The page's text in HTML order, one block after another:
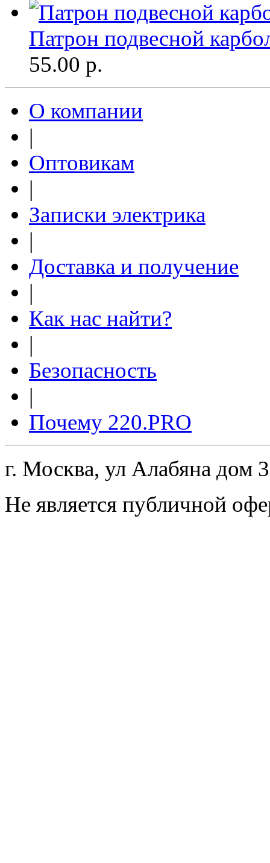
Патрон подвесной
55.00 р.
О компании
|
Оптовикам
|
Записки электрика
|
Доставка и получение
|
Как нас найти?
|
Безопасность
|
Почему 220.PRO
г. Москва, ул Алабяна дом
Не является публичной